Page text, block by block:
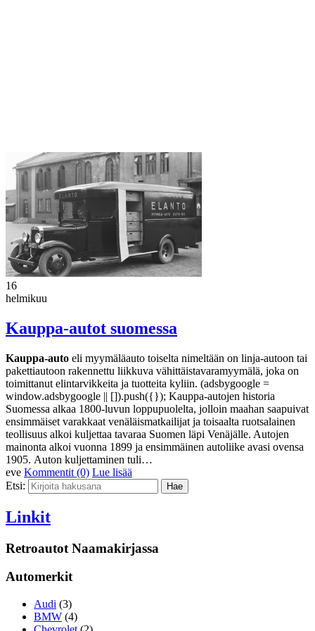
16
helmikuu
Kauppa-autot suomessa
Kauppa-auto eli myymäläauto toiselta nimeltään on linja-autoon tai
pakettiautoon rakennettu liikkuva vähittäistavaramyymälä, joka on
toimittanut elintarvikkeita ja tuotteita kyliin. (adsbygoogle =
window.adsbygoogle || []).push({}); Kauppa-autojen historia
Suomessa alkaa 1800-luvun loppupuolelta, jolloin maahan saapuivat
ensimmäiset varakkaat venäläismatkailijat ja toisaalta ruotsalainen
teollisuus alkoi kuljettaa tavaraa Suomen läpi Venäjälle. Autojen
mainonta alkoi vuonna 1899 ja ensimmäinen autoliike avasi ovensa
1905. Auton kuljettaminen tuli…
eve Kommentit (0) Lue lisää
Etsi:
Linkit
Retroautot Naamakirjassa
Automerkit
Audi (3)
BMW (4)